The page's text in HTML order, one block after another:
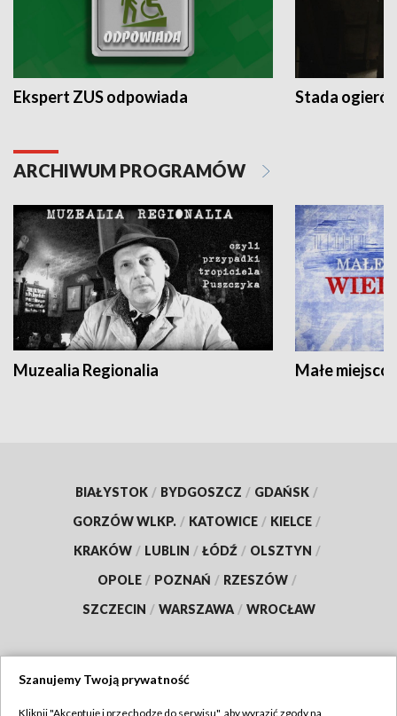
Ekspert ZUS odpowiada Stada
ARCHIWUM PROGRAMÓW
Muzealia Regionalia Małe
BIAŁYSTOK / BYDGOSZCZ / GDAŃSK /
GORZÓW WLKP. / KATOWICE / KIELCE /
KRAKÓW / LUBLIN / ŁÓDŹ / OLSZTYN /
OPOLE / POZNAŃ / RZESZÓW /
SZCZECIN / WARSZAWA / WROCŁAW
Szanujemy Twoją prywatność
Kliknij "Akceptuję i przechodzę do serwisu", aby wyrazić zgody na